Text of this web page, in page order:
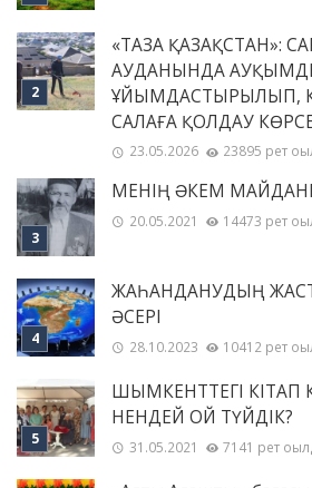
«ТАЗА ҚАЗАҚСТАН»:
АУДАНЫНДА
ҰЙЫМДАСТЫРЫЛЫП,
САЛАҒА ҚОЛДАУ
23.05.2026 23895 рет
МЕНІҢ ƏКЕМ
20.05.2021 14473 рет
ЖАҺАНДАНУДЫҢ
ӘСЕРІ
28.10.2023 10412 рет
ШЫМКЕНТТЕГІ КІТАП
НЕНДЕЙ ОЙ ТҮЙДІК?
31.05.2021 7141 рет